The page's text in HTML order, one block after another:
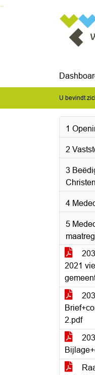
U bevindt
1
2
3
4
5
2021
2.pdf